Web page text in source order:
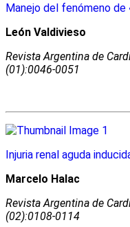
Manejo del fenómeno de
León Valdivieso
Revista Argentina de
(01):0046-0051
Injuria renal aguda
Marcelo Halac
Revista Argentina de
(02):0108-0114